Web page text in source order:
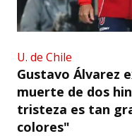
U. de Chile
Gustavo Álvarez
muerte de dos
tristeza es tan
colores"